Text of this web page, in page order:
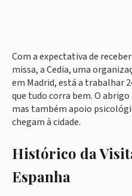
Com a expectativa de
missa, a Cedia, uma
em Madrid, está a trabalhar
que tudo corra bem. O
mas também apoio
chegam à cidade.
Histórico da
Espanha